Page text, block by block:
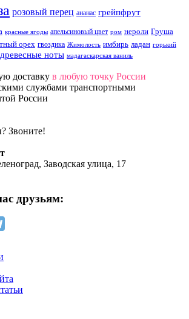
розовый перец ананас грейпфрут
красные ягоды апельсиновый цвет ром нероли Груша
орех гвоздика Жимолость имбирь ладан горький
древесные ноты мадагаскарская ваниль
доставку в любую точку России
службами транспортными
России
Звоните!
Заводская улица, 17
друзьям: